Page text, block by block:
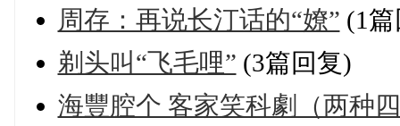
周存：再说长汀话的“嫽” (1
剃头叫“飞毛哩” (3篇回复)
海豐腔个 客家笑科劇（两种